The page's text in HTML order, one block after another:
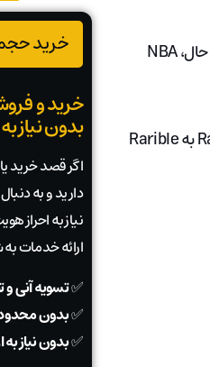
به عنوان مثال، Axie Marketplace فروشگاه آنلاین برترین بازی NFT Axie Infinity است. در همین حال، NBA
همچنین توجه به این نکته مهم است که برخی از بازارها، به ارز دیجیتال خود نیاز دارند. برای مثال، Rarible به Rarible
خرید حجم
خرید و
بدون نیاز
اگر قصد خرید
دارید و به
نیاز به احراز
ارائه خدمات
✅تسویه آنی
✅بدون
✅بدون نیاز